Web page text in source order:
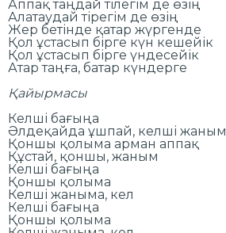
Аппақ таңдай тілегім де өзің
Алатаудай тірегім де өзің
Жер бетінде қатар жүргенде
Қол ұстасып бірге күн кешейік
Қол ұстасып бірге үндесейік
Атар таңға, батар күндерге
Қайырмасы
Келші бағыңа
Әлдеқайда ұшпай, келші жаным
Қоншы қолыма арман аппақ
Құстай, қоншы, жаным
Келші бағыңа
Қоншы қолыма
Келші жаныма, кел
Келші бағыңа
Қоншы қолыма